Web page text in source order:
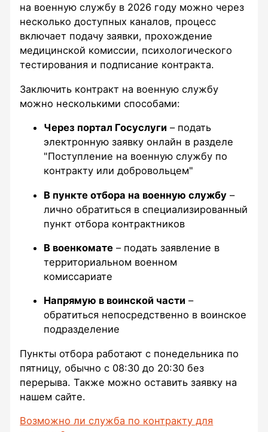
на военную службу в 2026 году можно через
несколько доступных каналов, процесс
включает подачу заявки, прохождение
медицинской комиссии, психологического
тестирования и подписание контракта.​
Заключить контракт на военную службу
можно несколькими способами:​
Через портал Госуслуги – подать
электронную заявку онлайн в разделе
"Поступление на военную службу по
контракту или добровольцем"
В пункте отбора на военную службу –
лично обратиться в специализированный
пункт отбора контрактников
В военкомате – подать заявление в
территориальном военном
комиссариате
Напрямую в воинской части –
обратиться непосредственно в воинское
подразделение
Пункты отбора работают с понедельника по
пятницу, обычно с 08:30 до 20:30 без
перерыва. Также можно оставить заявку на
нашем сайте.
Возможно ли служба по контракту для